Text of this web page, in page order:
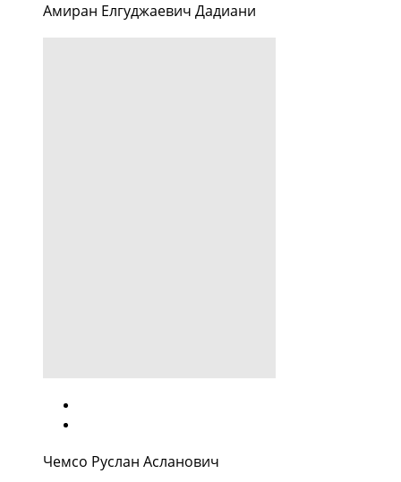
Амиран Елгуджаевич Дадиани
Чемсо Руслан Асланович